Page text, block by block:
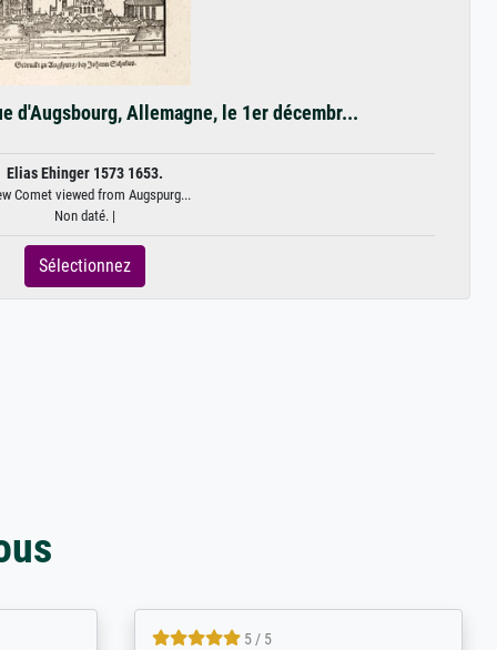
d'Augsbourg, Allemagne, le 1er décembr...
Elias Ehinger 1573 1653.
Comet viewed from Augspurg...
Non daté. |
Sélectionnez
4.8 / 5